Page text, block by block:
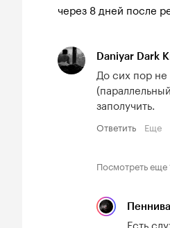
через 8 дней после
Daniyar Dark
До сих пор
заполучить.
Ответить Еще
Посмотреть еще
Есть